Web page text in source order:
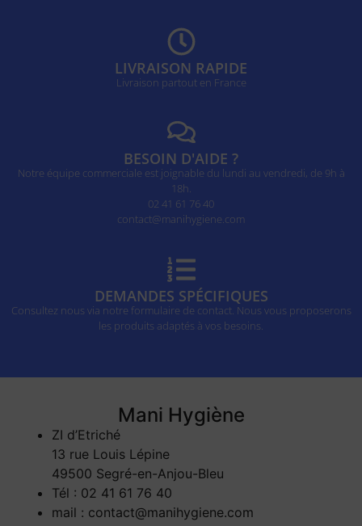
LIVRAISON RAPIDE
Livraison partout en France
BESOIN D'AIDE ?
Notre équipe commerciale est joignable du lundi au vendredi, de 9h à
18h.
02 41 61 76 40
contact@manihygiene.com
DEMANDES SPÉCIFIQUES
Consultez nous via notre formulaire de contact. Nous vous proposerons
les produits adaptés à vos besoins.
Mani Hygiène
ZI d’Etriché
13 rue Louis Lépine
49500 Segré-en-Anjou-Bleu
Tél : 02 41 61 76 40
mail : contact@manihygiene.com